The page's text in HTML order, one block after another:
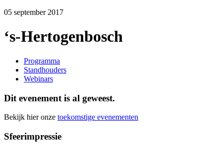
05 september 2017
‘s-Hertogenbosch
Programma
Standhouders
Webinars
Dit evenement is al geweest.
Bekijk hier onze toekomstige evenementen
Sfeerimpressie